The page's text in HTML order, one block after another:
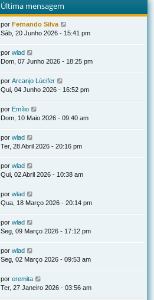
Última mensagem
por Fernando Silva
Sáb, 20 Junho 2026 - 15:41 pm
por wlad
Dom, 07 Junho 2026 - 18:25 pm
por Arcanjo Lúcifer
Qui, 04 Junho 2026 - 16:52 pm
por Emílio
Dom, 10 Maio 2026 - 09:40 am
por wlad
Ter, 28 Abril 2026 - 20:16 pm
por wlad
Qui, 02 Abril 2026 - 10:38 am
por wlad
Qua, 18 Março 2026 - 20:14 pm
por wlad
Seg, 09 Março 2026 - 17:12 pm
por wlad
Seg, 02 Março 2026 - 09:53 am
por eremita
Ter, 27 Janeiro 2026 - 03:56 am